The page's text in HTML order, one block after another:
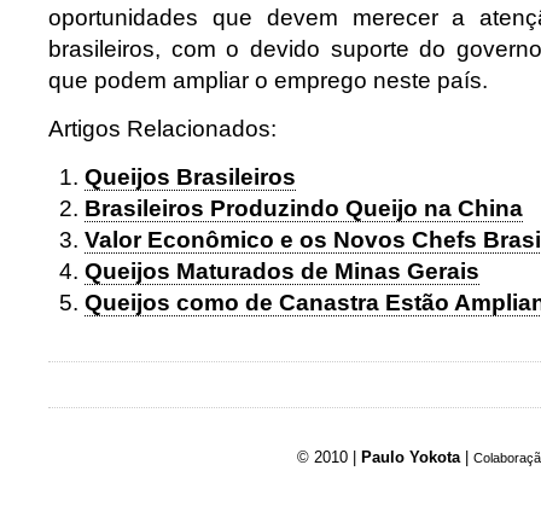
oportunidades que devem merecer a
brasileiros, com o devido suporte do
que podem ampliar o emprego neste país.
Artigos Relacionados:
Queijos Brasileiros
Brasileiros Produzindo Queijo na China
Valor Econômico e os Novos Chefs
Queijos Maturados de Minas Gerais
Queijos como de Canastra Estão
© 2010 | Paulo Yokota |